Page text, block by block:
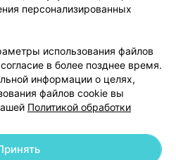
Партнеры
103.by
настройки cookie
данных
персонализированных
использования файлов
в более позднее время.
информации о целях,
файлов cookie вы
Политикой обработки